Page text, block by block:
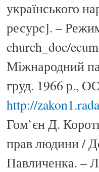
українського
ресурс]. –
church_doc/
Міжнародний
груд. 1966 р.,
http://
Гом’єн Д.
прав людини /
Павличенка. –